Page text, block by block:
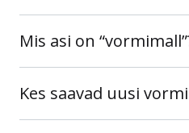
Mis asi on
Kes saavad uusi